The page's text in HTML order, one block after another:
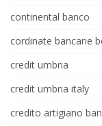
continental banco
cordinate bancarie
credit umbria
credit umbria italy
credito artigiano